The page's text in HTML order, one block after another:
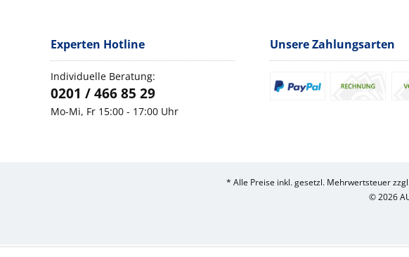
Experten Hotline
Individuelle Beratung:
0201 / 466 85 29
Mo-Mi, Fr 15:00 - 17:00 Uhr
Unsere Zahlungsarten
* Alle Preise inkl. gesetzl. Mehrwertsteuer
© 2026